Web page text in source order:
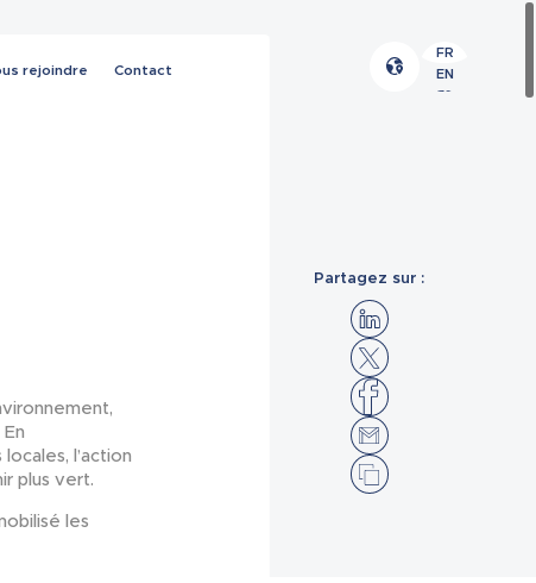
rejoindre Contact
EN
ES
FR
Partagez sur :
l’action
plus vert.
les